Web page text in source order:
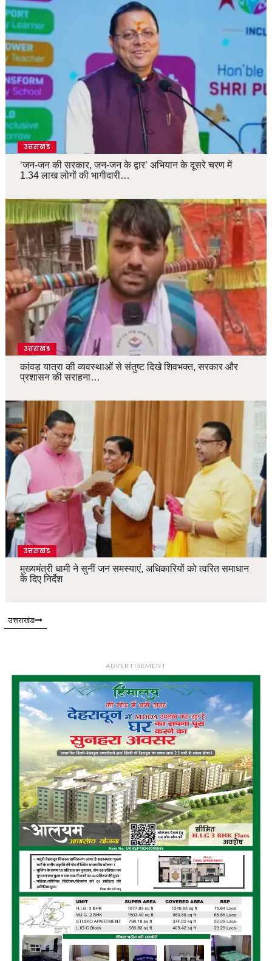
उत्तराखंड
‘जन-जन की सरकार, जन-जन के द्वार’ अभियान के दूसरे चरण में
1.34 लाख लोगों की भागीदारी…
उत्तराखंड
कांवड़ यात्रा की व्यवस्थाओं से संतुष्ट दिखे शिवभक्त, सरकार और
प्रशासन की सराहना…
उत्तराखंड
मुख्यमंत्री धामी ने सुनीं जन समस्याएं, अधिकारियों को त्वरित समाधान
के दिए निर्देश
उत्तराखंड
ADVERTISEMENT